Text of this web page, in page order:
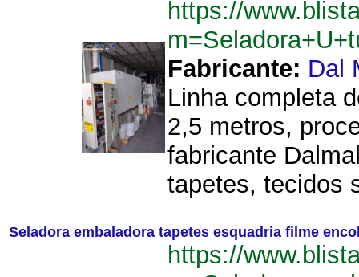
https://
Fabricante: Dal
Linha completa
2,5 metros,
fabricante
tapetes, tecidos
Seladora embaladora tapetes esquadria filme
https://